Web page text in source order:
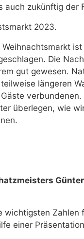
auch zukünftig der
2023.
Weihnachtsmarkt
Die
gut gewesen.
längeren
verbundenen.
überlegen, wie
wichtigsten Zahlen
einer